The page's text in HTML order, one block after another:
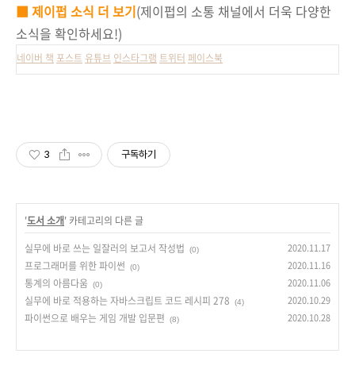
■ 제이펍 소식 더 보기(제이펍의 소통 채널에서 더욱 다양한
소식을 확인하세요!)
네이버 책 포스트 유튜브 인스타그램 트위터 페이스북
3 구독하기
'도서 소개' 카테고리의 다른 글
실무에 바로 쓰는 일잘러의 보고서 작성법
(0) 2020.11.17
프로그래머를 위한 파이썬 (0) 2020.11.16
통계의 아름다움 (0) 2020.11.06
실무에 바로 적용하는 자바스크립트 코드 레시피 278 (4) 2020.10.29
파이썬으로 배우는 게임 개발 입문편 (8) 2020.10.28